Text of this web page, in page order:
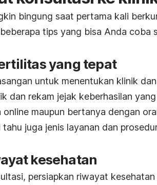
bingung saat pertama kali
tips yang bisa Anda coba
yang tepat
untuk menentukan klinik
dan rekam jejak keberhasilan
online maupun bertanya dengan
juga jenis layanan dan
kesehatan
persiapkan riwayat